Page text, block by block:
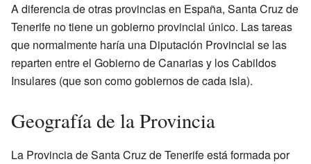
A diferencia de otras provincias en España, Santa Cruz de
Tenerife no tiene un gobierno provincial único. Las tareas
que normalmente haría una Diputación Provincial se las
reparten entre el Gobierno de Canarias y los Cabildos
Insulares (que son como gobiernos de cada isla).
Geografía de la Provincia
La Provincia de Santa Cruz de Tenerife está formada por